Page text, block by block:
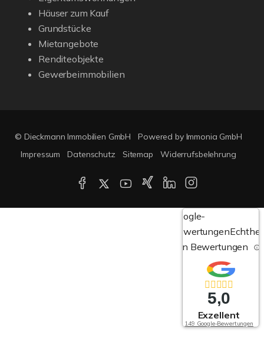
Häuser zum Kauf
Grundstücke
Mietangebote
Renditeobjekte
Gewerbeimmobilien
© Dieckmann Immobilien GmbH
Powered by Immonia GmbH
Impressum
Datenschutz Sitemap Widerrufsbelehrung
Google-
Bewertungen
von Bewertungen
5,0
Exzellent
149 Google-Bewertungen